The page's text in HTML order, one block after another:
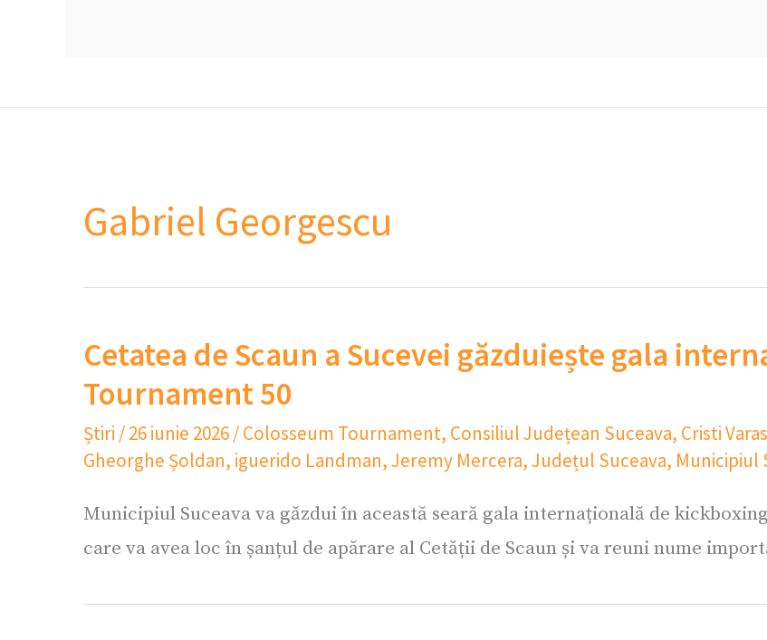
Gabriel Georgescu
Cetatea de Scaun a Sucevei găzduiește gala
Tournament 50
Știri /26 iunie 2026/Colosseum Tournament, Consiliul Județean Suceava, Cristi
Gheorghe Șoldan, iguerido Landman,Jeremy Mercera,Județul Suceava, Municipiul
Municipiul Suceava va găzdui în această seară gala internațională de
care va avea loc în șanțul de apărare al Cetății de Scaun și va reuni nume